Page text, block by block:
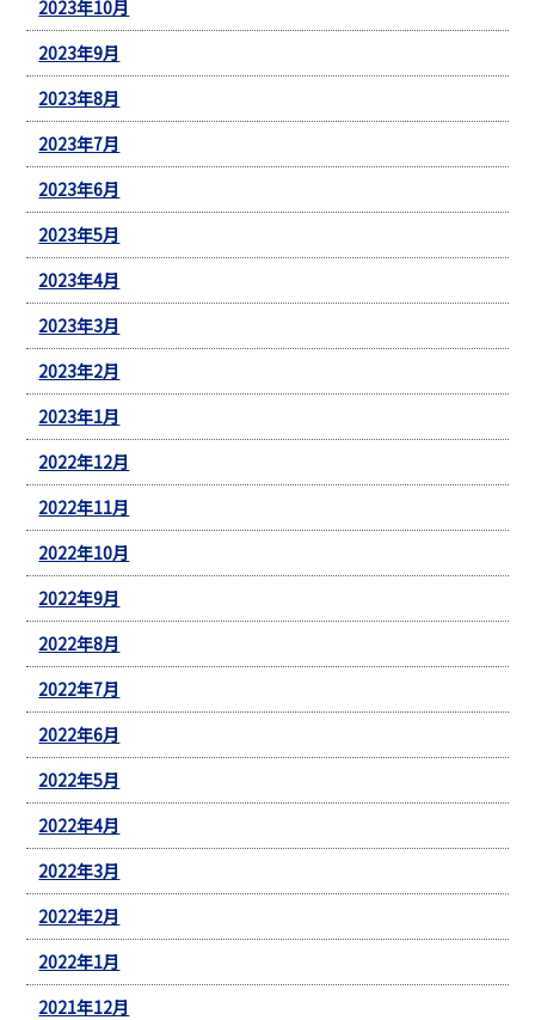
2023年10月
2023年9月
2023年8月
2023年7月
2023年6月
2023年5月
2023年4月
2023年3月
2023年2月
2023年1月
2022年12月
2022年11月
2022年10月
2022年9月
2022年8月
2022年7月
2022年6月
2022年5月
2022年4月
2022年3月
2022年2月
2022年1月
2021年12月